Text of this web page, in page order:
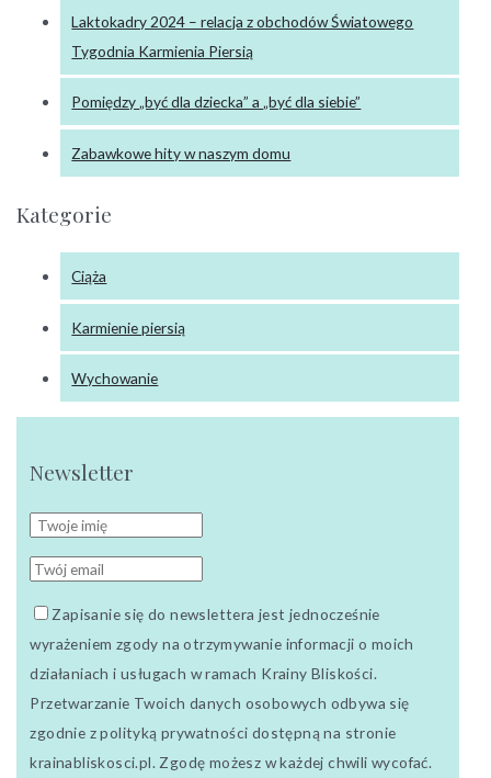
Laktokadry 2024 – relacja z obchodów Światowego
Tygodnia Karmienia Piersią
Pomiędzy „być dla dziecka” a „być dla siebie”
Zabawkowe hity w naszym domu
Kategorie
Ciąża
Karmienie piersią
Wychowanie
Newsletter
Zapisanie się do newslettera jest jednocześnie
wyrażeniem zgody na otrzymywanie informacji o moich
działaniach i usługach w ramach Krainy Bliskości.
Przetwarzanie Twoich danych osobowych odbywa się
zgodnie z polityką prywatności dostępną na stronie
krainabliskosci.pl. Zgodę możesz w każdej chwili wycofać.